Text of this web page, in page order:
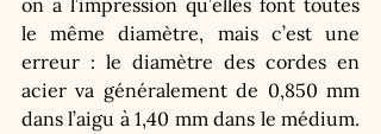
on a l’impression qu’elles font toutes
le même diamètre, mais c’est une
erreur : le diamètre des cordes en
acier va généralement de 0,850 mm
dans l’aigu à 1,40 mm dans le médium.